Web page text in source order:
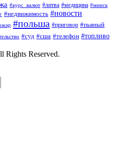
#курс_валют #литва #медицина #минск
#недвижимость #новости
#польша #приговор #пьяный
#суд #сша #телефон #топливо
Reserved.